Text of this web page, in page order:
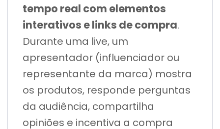
tempo real com elementos
interativos e links de compra.
Durante uma live, um
apresentador (influenciador ou
representante da marca) mostra
os produtos, responde perguntas
da audiência, compartilha
opiniões e incentiva a compra